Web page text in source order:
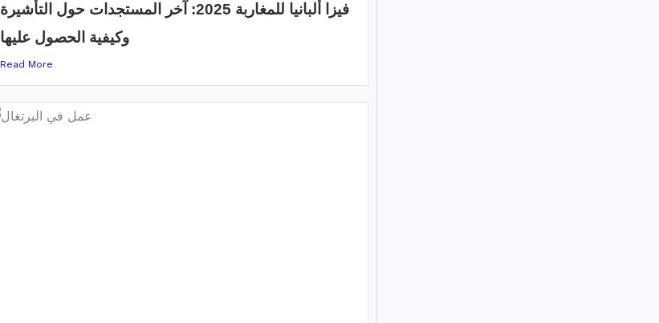
فيزا ألبانيا للمغاربة 2025: آخر المستجدات حول التأشيرة
وكيفية الحصول عليها
Read More